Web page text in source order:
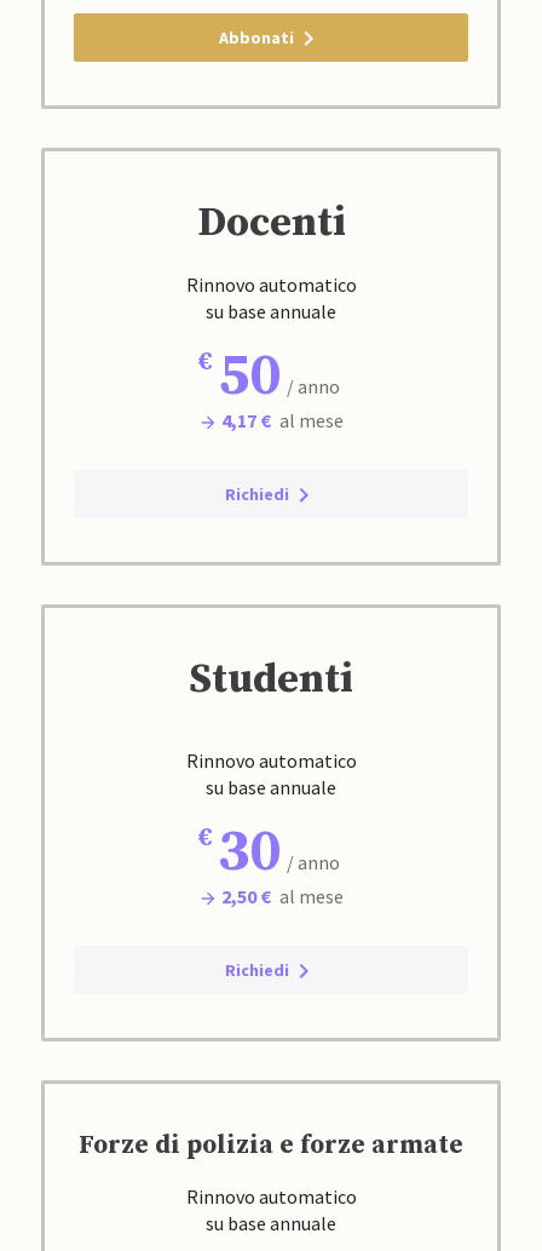
Abbonati
Docenti
Rinnovo automatico
su base annuale
50 / anno
4,17 € al mese
Richiedi
Studenti
Rinnovo automatico
su base annuale
30 / anno
2,50 € al mese
Richiedi
Forze di polizia e forze armate
Rinnovo automatico
su base annuale